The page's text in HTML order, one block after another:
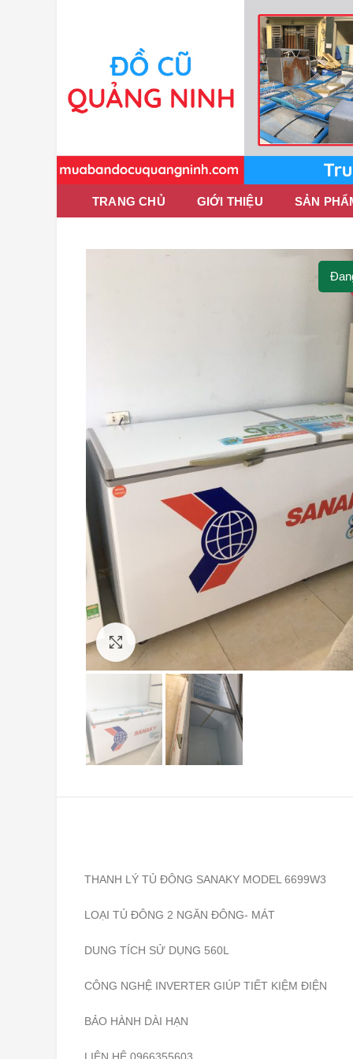
TRANG CHỦ GIỚI THIỆU SẢN
Click to enlarge
THANH LÝ TỦ ĐÔNG SANAKY MODEL 6699W3
LOẠI TỦ ĐÔNG 2 NGĂN ĐÔNG- MÁT
DUNG TÍCH SỬ DỤNG 560L
CÔNG NGHỆ INVERTER GIÚP TIẾT KIỆM ĐIỆN
BẢO HÀNH DÀI HẠN